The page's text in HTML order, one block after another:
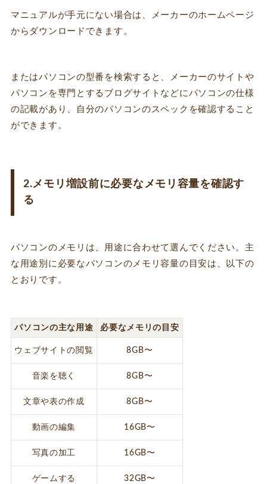
マニュアルが手元にない場合は、メーカーのホームページ
からダウンロードできます。
またはパソコンの型番を検索すると、メーカーのサイトや
パソコンを専門とするブログサイトなどにパソコンの仕様
の記載があり、自分のパソコンのスペックを確認すること
ができます。
2.メモリ増設前に必要なメモリ容量を確認す
る
パソコンのメモリは、用途に合わせて選んでください。主
な用途別に必要なパソコンのメモリ容量の目安は、以下の
とおりです。
パソコンの主な用途 必要なメモリの目安
ウェブサイトの閲覧 8GB〜
音楽を聴く 8GB〜
文章や表の作成 8GB〜
動画の編集 16GB〜
写真の加工 16GB〜
ゲームする 32GB〜